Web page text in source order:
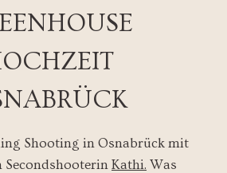
Shooting in Osnabrück mit
Secondshooterin Kathi. Was